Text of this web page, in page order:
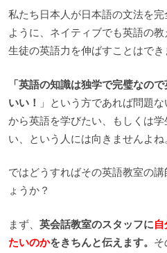
私たち日本人が日本語の文法を
ように、ネイティブでも英語の教
生徒の英語力を伸ばすことはでき
「英語の知識は独学で完璧なの
いい！ 」という方であれば問題
から英語を学びたい、もしくは
い、という人には向きませんよね
ではどうすればその英語教室の
ょうか？
まず、 英会話教室のスタッフに
たいのかをきちんと伝えます。 そ